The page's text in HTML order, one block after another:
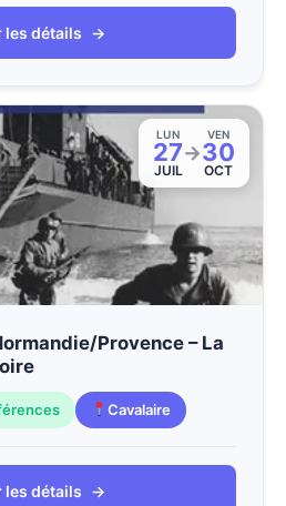
les détails →
LUN
27
JUIL
→
VEN
30
OCT
Provence – La
Cavalaire
les détails →